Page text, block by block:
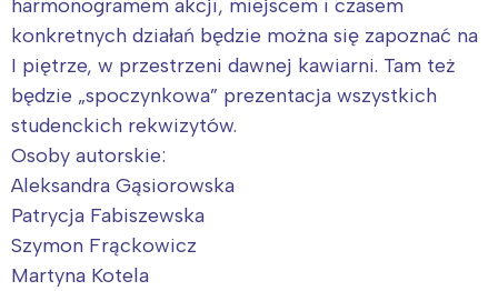
harmonogramem akcji, miejscem i czasem
konkretnych działań będzie można się zapoznać na
I piętrze, w przestrzeni dawnej kawiarni. Tam też
będzie „spoczynkowa” prezentacja wszystkich
studenckich rekwizytów.
Osoby autorskie:
Aleksandra Gąsiorowska
Patrycja Fabiszewska
Szymon Frąckowicz
Martyna Kotela
Warszawa
Łódź
Trójmiasto
Poznań
Wrocław
Śląsk
Kraków